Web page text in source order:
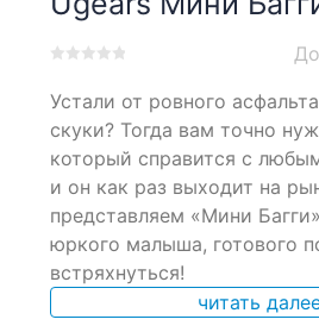
out
based
on
customer
ratings
Устали от ровного
скуки? Тогда вам точно
который справится с
и он как раз выходит на
представляем «Мини
юркого малыша, готового
встряхнуться!
читать